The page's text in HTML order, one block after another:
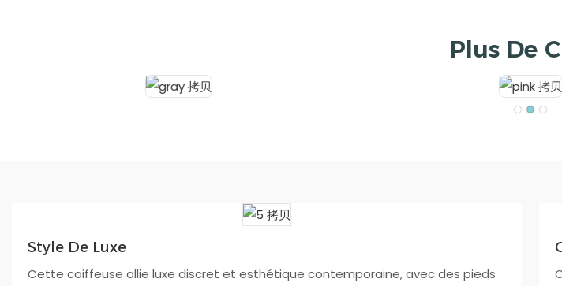
Plus De
Style De Luxe
Cette coiffeuse allie luxe discret et esthétique contemporaine, avec des pieds